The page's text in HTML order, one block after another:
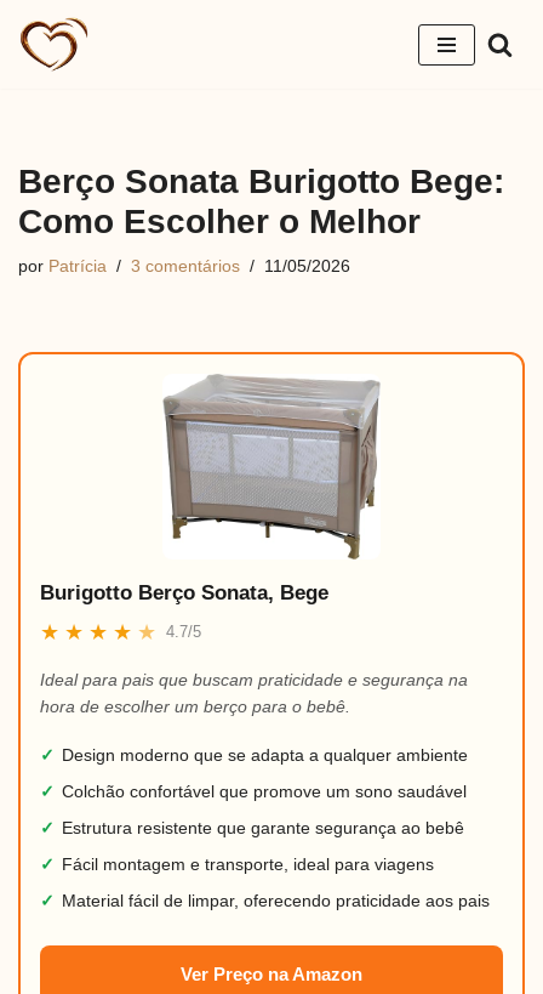
Pular
Berço Sonata Burigotto Bege:
Como Escolher o Melhor
por Patrícia 3 comentários 11/05/2026
Burigotto Berço Sonata, Bege
★ ★ ★ ★ ★ 4.7/5
Ideal para pais que buscam praticidade e segurança na
hora de escolher um berço para o bebê.
✓ Design moderno que se adapta a qualquer ambiente
✓ Colchão confortável que promove um sono saudável
✓ Estrutura resistente que garante segurança ao bebê
✓ Fácil montagem e transporte, ideal para viagens
✓ Material fácil de limpar, oferecendo praticidade aos pais
Ver Preço na Amazon